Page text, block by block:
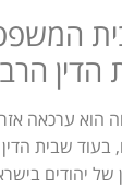
המשפט
הוא ערכאה
בעוד שבית
של יהודים